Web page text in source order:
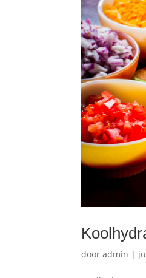
dooradmin |